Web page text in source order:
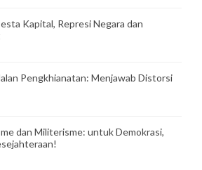
Kapital, Represi Negara dan
Pengkhianatan: Menjawab Distorsi
dan Militerisme: untuk Demokrasi,